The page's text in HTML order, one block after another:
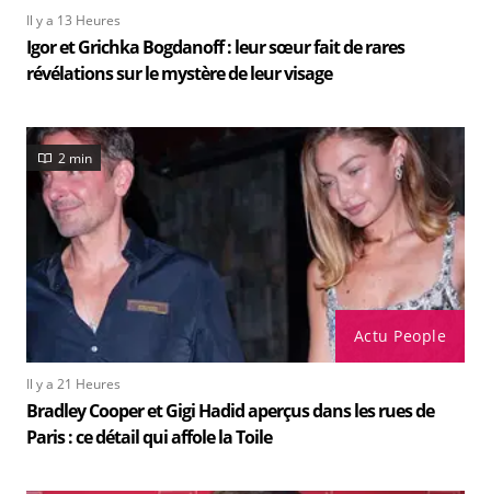
Il y a 13 Heures
Igor et Grichka Bogdanoff : leur sœur fait de rares
révélations sur le mystère de leur visage
Actu People
2 min
Il y a 21 Heures
Bradley Cooper et Gigi Hadid aperçus dans les rues de
Paris : ce détail qui affole la Toile